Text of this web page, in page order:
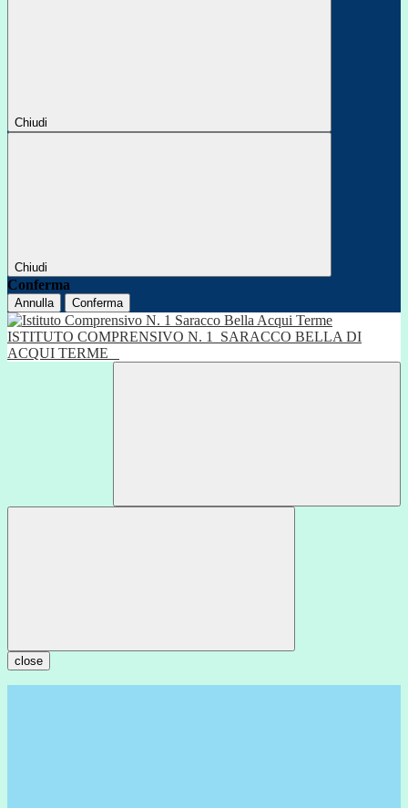
Chiudi
Chiudi
Conferma
Annulla Conferma
ISTITUTO COMPRENSIVO N. 1
SARACCO BELLA DI
ACQUI TERME
close